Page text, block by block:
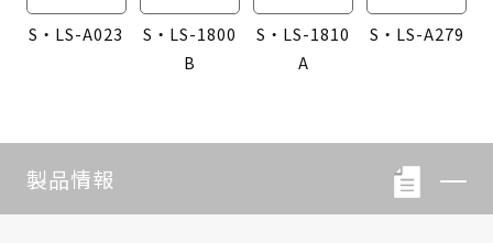
S・LS-A023
S・LS-1800
B
S・LS-1810
A
S・LS-A279
製品情報